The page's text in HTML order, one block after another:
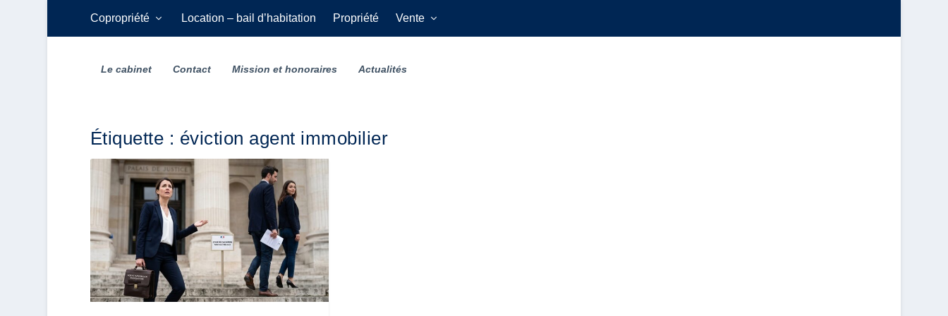
Copropriété Location – bail d’habitation Propriété Vente
Le cabinet Contact Mission et honoraires Actualités
Étiquette : éviction agent immobilier